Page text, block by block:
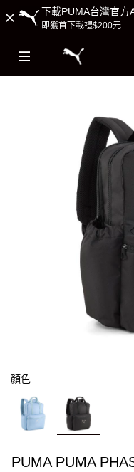
下載PUMA台灣官方
即獲首下載禮$200元
顏色
PUMA PUMA